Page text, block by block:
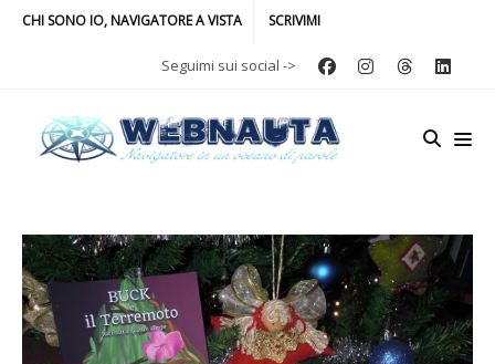
CHI SONO IO, NAVIGATORE A VISTA SCRIVIMI
Seguimi sui social ->